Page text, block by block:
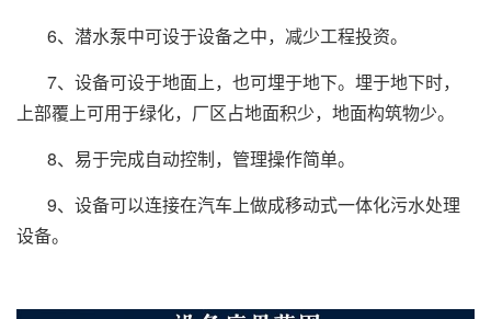
6、潜水泵中可设于设备之中，减少工程投资。
7、设备可设于地面上，也可埋于地下。埋于地下时，
上部覆上可用于绿化，厂区占地面积少，地面构筑物少。
8、易于完成自动控制，管理操作简单。
9、设备可以连接在汽车上做成移动式一体化污水处理
设备。